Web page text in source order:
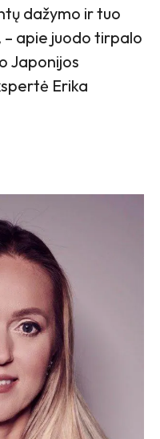
dažymo ir tuo
– apie juodo tirpalo
Japonijos
Erika